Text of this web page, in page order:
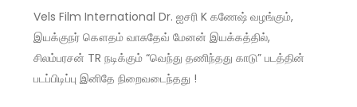
Vels Film International Dr. ஐசரி K கணேஷ் வழங்கும்,
இயக்குநர் கௌதம் வாசுதேவ் மேனன் இயக்கத்தில்,
சிலம்பரசன் TR நடிக்கும் “வெந்து தணிந்தது காடு” படத்தின்
படப்பிடிப்பு இனிதே நிறைவடைந்தது !